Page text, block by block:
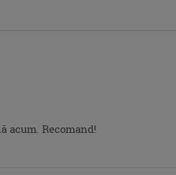
acum. Recomand!